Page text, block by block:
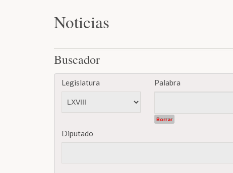
Noticias
Buscador
Legislatura Palabra
Borrar
Diputado